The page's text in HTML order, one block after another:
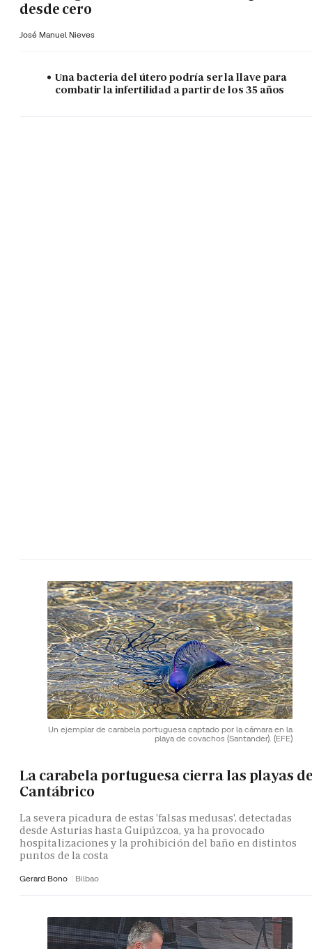
desde cero
José Manuel Nieves
Una bacteria del útero podría ser la llave para
combatir la infertilidad a partir de los 35 años
Un ejemplar de carabela portuguesa captado por la cámara en la
playa de covachos (Santander). (EFE)
La carabela portuguesa cierra las playas
Cantábrico
La severa picadura de estas 'falsas medusas', detectadas
desde Asturias hasta Guipúzcoa, ya ha provocado
hospitalizaciones y la prohibición del baño en distintos
puntos de la costa
Gerard Bono Bilbao